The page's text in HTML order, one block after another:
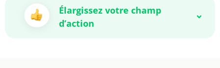
Élargissez votre champ
d’action